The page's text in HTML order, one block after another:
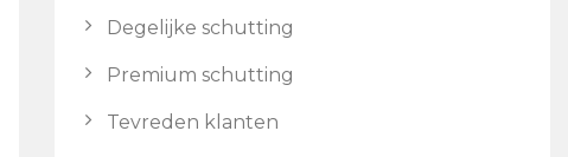
Degelijke schutting
Premium schutting
Tevreden klanten